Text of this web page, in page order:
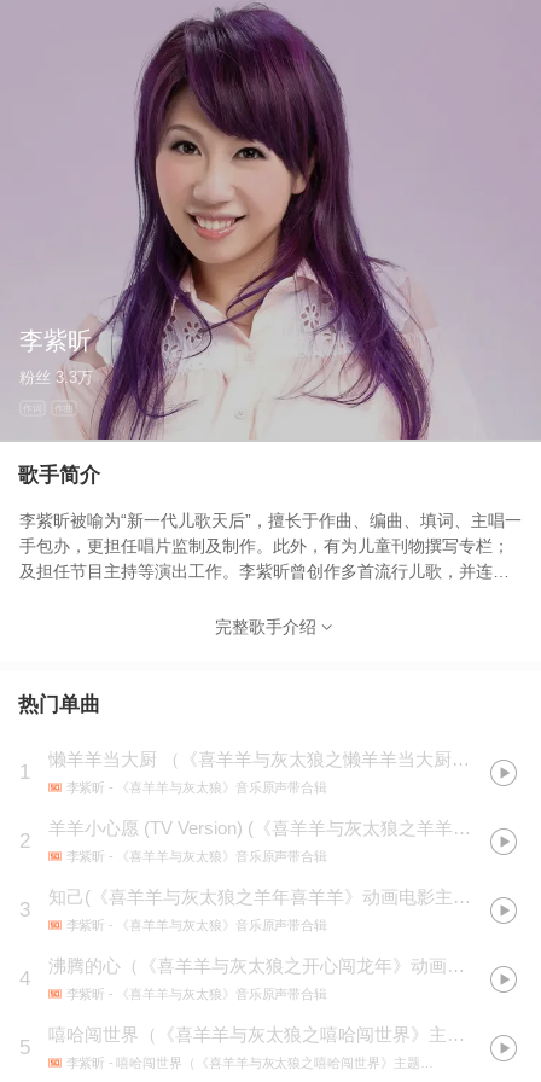
李紫昕
粉丝 3.3万
作词 作曲
歌手简介
李紫昕被喻为“新一代儿歌天后”，擅长于作曲、编曲、填词、主唱一
手包办，更担任唱片监制及制作。此外，有为儿童刊物撰写专栏；
及担任节目主持等演出工作。李紫昕曾创作多首流行儿歌，并连续
词大奖。也获得“新城劲爆儿歌颁奖礼”的“劲爆最受欢迎儿歌女歌手”
曲和配音，大受欢迎。而她主唱的《星光下的思念》更受网民热
完整歌手介绍
热门单曲
1
懒羊羊当大厨 （《喜羊羊与灰太狼之懒羊羊当大厨》动漫主题曲)
李紫昕 - 《喜羊羊与灰太狼》音乐原声带合辑
2
羊羊小心愿 (TV Version) (《喜羊羊与灰太狼之羊羊小心愿》动画主题曲)
李紫昕 - 《喜羊羊与灰太狼》音乐原声带合辑
3
知己(《喜羊羊与灰太狼之羊年喜羊羊》动画电影主题曲)
李紫昕 - 《喜羊羊与灰太狼》音乐原声带合辑
4
沸腾的心（《喜羊羊与灰太狼之开心闯龙年》动画电影插曲)
李紫昕 - 《喜羊羊与灰太狼》音乐原声带合辑
5
嘻哈闯世界（《喜羊羊与灰太狼之嘻哈闯世界》主题曲）
李紫昕 - 嘻哈闯世界（《喜羊羊与灰太狼之嘻哈闯世界》主题曲）